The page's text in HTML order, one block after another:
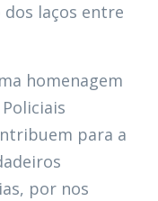
laços entre
homenagem
para a
por nos